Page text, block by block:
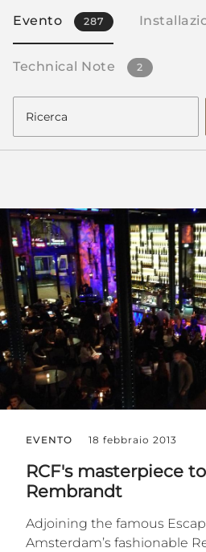
Evento 287
Technical Note 2
EVENTO 18 febbraio 2013
RCF's masterpiece
Rembrandt
Adjoining the famous
Amsterdam’s fashionable